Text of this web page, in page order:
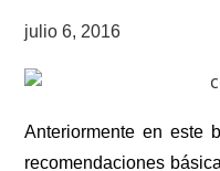
julio 6, 2016
Anteriormente en este
recomendaciones